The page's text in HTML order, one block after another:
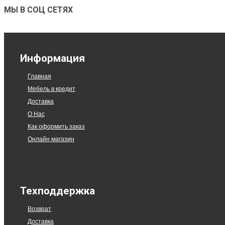
МЫ В СОЦ СЕТЯХ
Информация
Главная
Мебель в кредит
Доставка
О Нас
Как оформить заказ
Онлайн магазин
Техподдержка
Возврат
Доставка